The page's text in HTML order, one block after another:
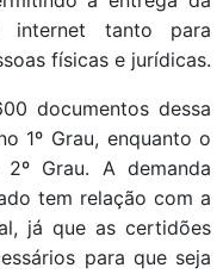
internet tanto para
físicas e jurídicas.
documentos dessa
1º Grau, enquanto o
Grau. A demanda
tem relação com a
já que as certidões
para que seja